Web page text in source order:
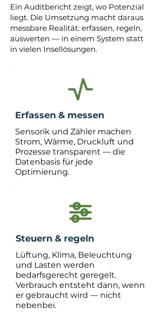
Ein Auditbericht zeigt, wo Potenzial
liegt. Die Umsetzung macht daraus
messbare Realität: erfassen, regeln,
auswerten — in einem System statt
in vielen Insellösungen.
Erfassen & messen
Sensorik und Zähler machen
Strom, Wärme, Druckluft und
Prozesse transparent — die
Datenbasis für jede
Optimierung.
Steuern & regeln
Lüftung, Klima, Beleuchtung
und Lasten werden
bedarfsgerecht geregelt.
Verbrauch entsteht dann, wenn
er gebraucht wird — nicht
nebenbei.